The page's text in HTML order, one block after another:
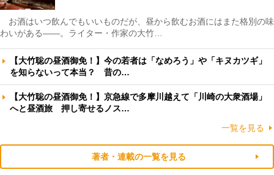
お酒はいつ飲んでもいいものだが、昼から飲むお酒にはまた格別の味
わいがある――。ライター・作家の大竹…
【大竹聡の昼酒御免！】今の若者は「なめろう」や「キヌカツギ」
を知らないって本当？ 昔の…
【大竹聡の昼酒御免！】京急線で多摩川越えて「川崎の大衆酒場」
へと昼酒旅 押し寄せるノス…
一覧を見る
著者・連載の一覧を見る